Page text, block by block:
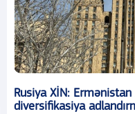
Rusiya XİN: Ermənistan
diversifikasiya